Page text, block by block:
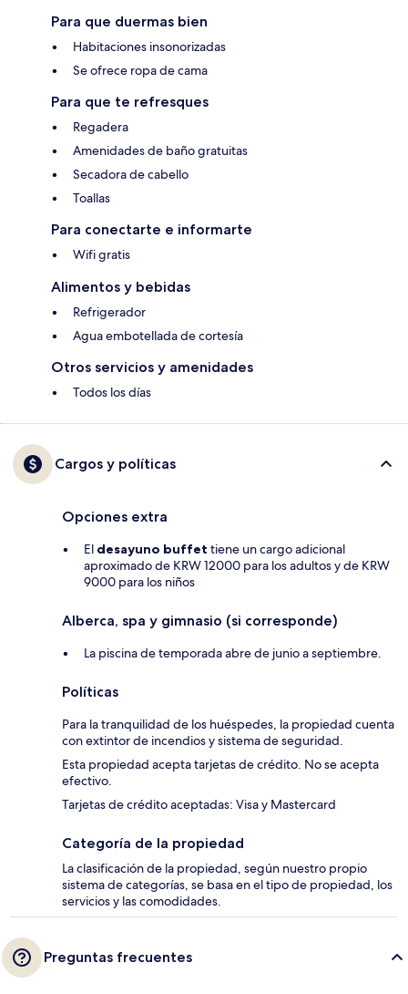
Para que duermas bien
Habitaciones insonorizadas
Se ofrece ropa de cama
Para que te refresques
Regadera
Amenidades de baño gratuitas
Secadora de cabello
Toallas
Para conectarte e informarte
Wifi gratis
Alimentos y bebidas
Refrigerador
Agua embotellada de cortesía
Otros servicios y amenidades
Todos los días
Cargos y políticas
Opciones extra
El desayuno buffet tiene un cargo adicional
aproximado de KRW 12000 para los adultos y de KRW
9000 para los niños
Alberca, spa y gimnasio (si corresponde)
La piscina de temporada abre de junio a septiembre.
Políticas
Para la tranquilidad de los huéspedes, la propiedad cuenta
con extintor de incendios y sistema de seguridad.
Esta propiedad acepta tarjetas de crédito. No se acepta
efectivo.
Tarjetas de crédito aceptadas: Visa y Mastercard
Categoría de la propiedad
La clasificación de la propiedad, según nuestro propio
sistema de categorías, se basa en el tipo de propiedad, los
servicios y las comodidades.
Preguntas frecuentes